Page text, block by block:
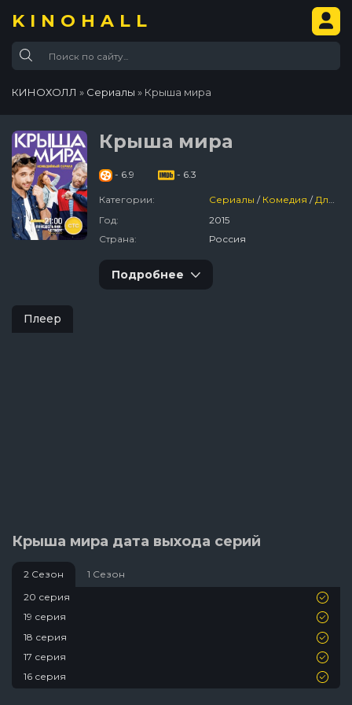
KINOHALL
КИНОХОЛЛ » Сериалы » Крыша мира
Крыша мира
- 6.9 - 6.3
Категории: Сериалы / Комедия /Для Молодёжи
Год:
2015
Страна:
Россия
Подробнее
Плеер
Крыша мира дата выхода серий
2 Сезон
1 Сезон
20 серия
19 серия
18 серия
17 серия
16 серия